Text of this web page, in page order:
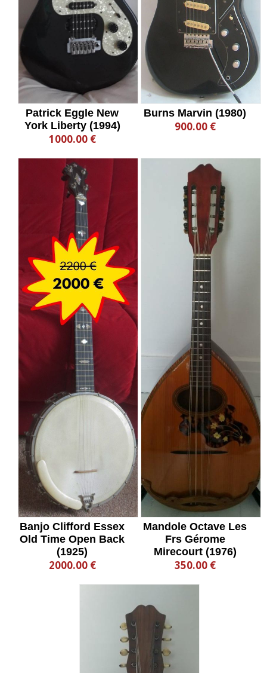
Patrick Eggle New
York Liberty (1994)
1000.00 €
Burns Marvin (1980)
900.00 €
Banjo Clifford Essex
Old Time Open Back
(1925)
2000.00 €
Mandole Octave Les
Frs Gérome
Mirecourt (1976)
350.00 €